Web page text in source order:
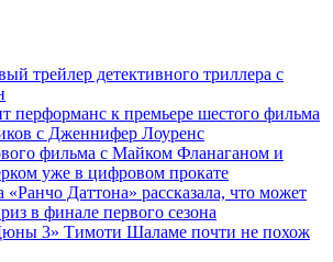
трейлер детективного триллера с
перформанс к премьере шестого фильма
с Дженнифер Лоуренс
фильма с Майком Фланаганом и
уже в цифровом прокате
«Ранчо Даттона» рассказала, что может
в финале первого сезона
3» Тимоти Шаламе почти не похож